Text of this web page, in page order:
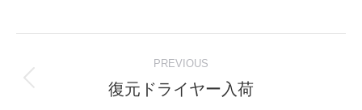
navigation
PREVIOUS
Previous
復元ドライヤー入荷